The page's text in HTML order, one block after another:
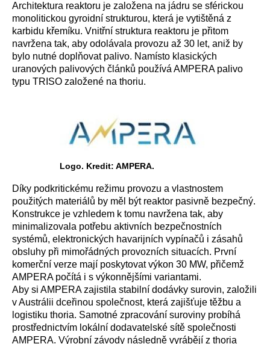
Architektura reaktoru je založena na jádru se sférickou
monolitickou gyroidní strukturou, která je vytištěná z
karbidu křemíku. Vnitřní struktura reaktoru je přitom
navržena tak, aby odolávala provozu až 30 let, aniž by
bylo nutné doplňovat palivo. Namísto klasických
uranových palivových článků používá AMPERA palivo
typu TRISO založené na thoriu.
Logo. Kredit: AMPERA.
Díky podkritickému režimu provozu a vlastnostem
použitých materiálů by měl být reaktor pasivně bezpečný.
Konstrukce je vzhledem k tomu navržena tak, aby
minimalizovala potřebu aktivních bezpečnostních
systémů, elektronických havarijních vypínačů i zásahů
obsluhy při mimořádných provozních situacích. První
komerční verze mají poskytovat výkon 30 MW, přičemž
AMPERA počítá i s výkonnějšími variantami.
Aby si AMPERA zajistila stabilní dodávky surovin, založili
v Austrálii dceřinou společnost, která zajišťuje těžbu a
logistiku thoria. Samotné zpracování suroviny probíhá
prostřednictvím lokální dodavatelské sítě společnosti
AMPERA. Výrobní závody následně vyrábějí z thoria